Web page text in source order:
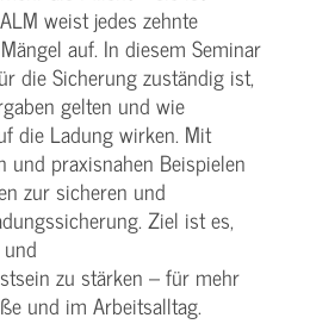
weist jedes zehnte
auf. In diesem Seminar
die Sicherung zuständig ist,
gelten und wie
die Ladung wirken. Mit
und praxisnahen Beispielen
zur sicheren und
Ziel ist es,
zu stärken – für mehr
und im Arbeitsalltag.